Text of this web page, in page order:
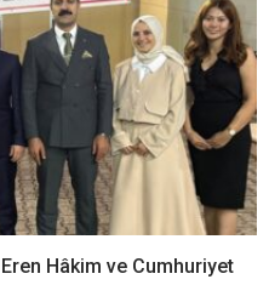
Hâkim ve Cumhuriyet